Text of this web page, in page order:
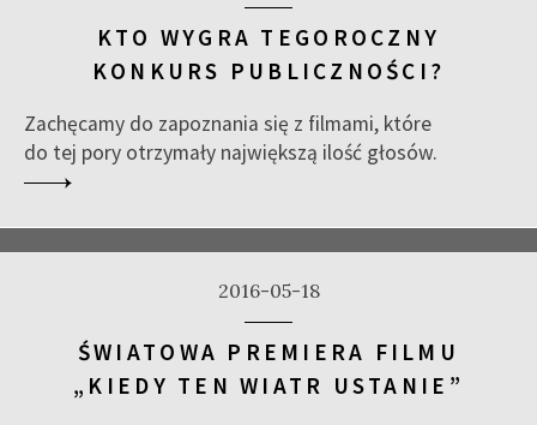
KTO WYGRA TEGOROCZNY
KONKURS PUBLICZNOŚCI?
Zachęcamy do zapoznania się z filmami, które
do tej pory otrzymały największą ilość głosów.
2016-05-18
ŚWIATOWA PREMIERA FILMU
„KIEDY TEN WIATR USTANIE”